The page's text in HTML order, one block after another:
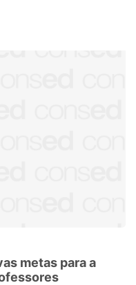
metas para a